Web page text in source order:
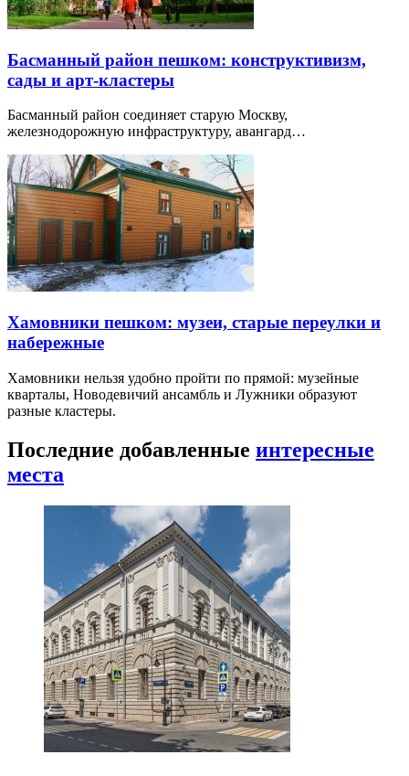
Басманный район пешком: конструктивизм,
сады и арт-кластеры
Басманный район соединяет старую Москву,
железнодорожную инфраструктуру, авангард…
Хамовники пешком: музеи, старые переулки и
набережные
Хамовники нельзя удобно пройти по прямой: музейные
кварталы, Новодевичий ансамбль и Лужники образуют
разные кластеры.
Последние добавленные интересные
места